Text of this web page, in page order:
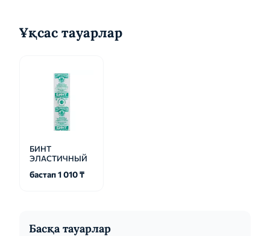
Ұқсас тауарлар
БИНТ
ЭЛАСТИЧНЫЙ
бастап 1 010 ₸
Басқа тауарлар